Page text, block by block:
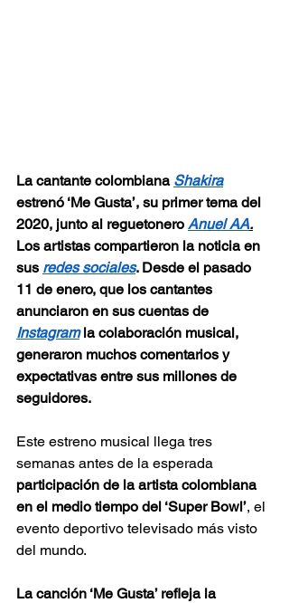
La cantante colombiana Shakira
estrenó ‘Me Gusta’, su primer tema del
2020, junto al reguetonero Anuel AA.
Los artistas compartieron la noticia en
sus redes sociales. Desde el pasado
11 de enero, que los cantantes
anunciaron en sus cuentas de
Instagram la colaboración musical,
generaron muchos comentarios y
expectativas entre sus millones de
seguidores.
Este estreno musical llega tres
semanas antes de la esperada
participación de la artista colombiana
en el medio tiempo del ‘Super Bowl’, el
evento deportivo televisado más visto
del mundo.
La canción ‘Me Gusta’ refleja la